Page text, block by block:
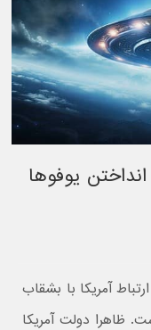
یوفوها
آمریکا با بشقاب
ظاهرا دولت آمریکا